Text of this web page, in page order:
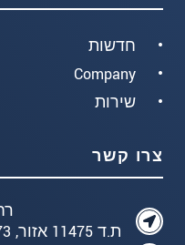
חדשות
Company
שירות
צרו קשר
ת.ד 11475 אזור, 5800173, ישראל